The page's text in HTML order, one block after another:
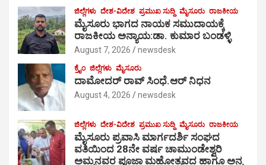
ಜಿಲ್ಲೆಗಳು ದೇಶ-ವಿದೇಶ ಪ್ರಮುಖ ಸುದ್ದಿ ಮೈಸೂರು ರಾಜಕೀಯ
ಮೈಸೂರು ಭಾಗದ ನಾಯಕ ಸಮುದಾಯಕ್ಕೆ
ರಾಜಕೀಯ ಅನ್ಯಾಯ:ಡಾ. ಕುಮಾರ ಬಂಡಳ್ಳಿ
August 7, 2026 newsdesk
ಕ್ರೈಂ ಜಿಲ್ಲೆಗಳು ಮೈಸೂರು
ದಾಮೋದರ್ ರಾವ್ ಸಿಂಧೆ.ಆರ್ ನಿಧನ
August 4, 2026 newsdesk
ಜಿಲ್ಲೆಗಳು ದೇಶ-ವಿದೇಶ ಪ್ರಮುಖ ಸುದ್ದಿ ಮೈಸೂರು ರಾಜಕೀಯ
ಮೈಸೂರು ಪ್ರವಾಸಿ ಮಾರ್ಗದರ್ಶಿ ಸಂಘದ
ವತಿಯಿಂದ 28ನೇ ವರ್ಷ ಚಾಮುಂಡೇಶ್ವರಿ
ಅಮ್ಮನವರ ಪೂಜಾ ಮಹೋತ್ಸವದ ಹಾಗೂ ಅನ್ನ